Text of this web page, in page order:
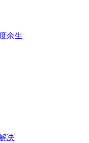
余生
决